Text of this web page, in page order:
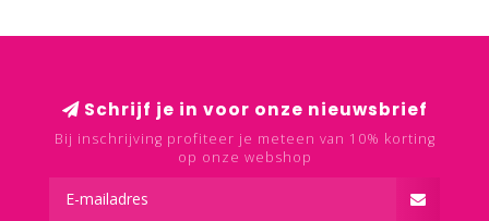
Schrijf je in voor onze nieuwsbrief
Bij inschrijving profiteer je meteen van 10% korting
op onze webshop